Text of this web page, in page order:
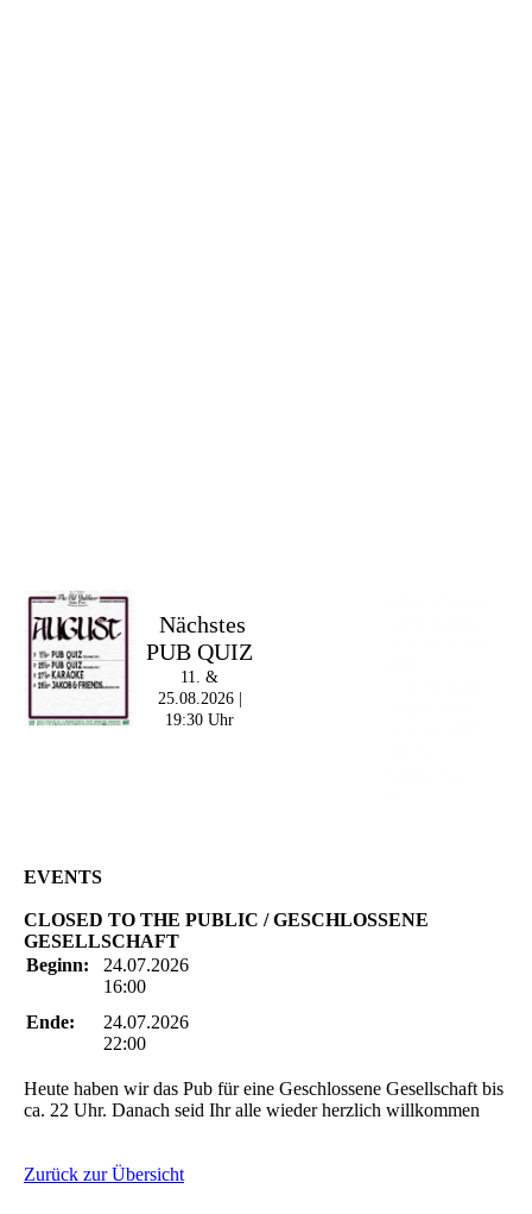
Nächstes
PUB QUIZ
11. &
25.08.2026 |
19:30 Uhr
EVENTS
CLOSED TO THE PUBLIC / GESCHLOSSENE
GESELLSCHAFT
Beginn:
24.07.2026
16:00
Ende:
24.07.2026
22:00
Heute haben wir das Pub für eine Geschlossene Gesellschaft bis
ca. 22 Uhr. Danach seid Ihr alle wieder herzlich willkommen
Zurück zur Übersicht